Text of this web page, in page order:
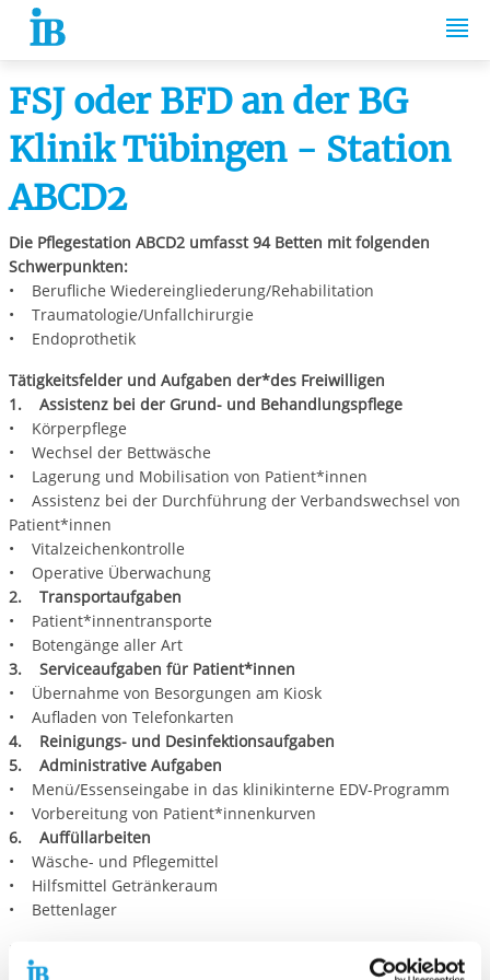
Springe zum Inhalt
FSJ oder BFD an der BG
Klinik Tübingen - Station
ABCD2
Die Pflegestation ABCD2 umfasst 94 Betten mit folgenden
Schwerpunkten:
• Berufliche Wiedereingliederung/Rehabilitation
• Traumatologie/Unfallchirurgie
• Endoprothetik
Tätigkeitsfelder und Aufgaben der*des Freiwilligen
1. Assistenz bei der Grund- und Behandlungspflege
• Körperpflege
• Wechsel der Bettwäsche
• Lagerung und Mobilisation von Patient*innen
• Assistenz bei der Durchführung der Verbandswechsel von
Patient*innen
• Vitalzeichenkontrolle
• Operative Überwachung
2. Transportaufgaben
• Patient*innentransporte
• Botengänge aller Art
3. Serviceaufgaben für Patient*innen
• Übernahme von Besorgungen am Kiosk
• Aufladen von Telefonkarten
4. Reinigungs- und Desinfektionsaufgaben
5. Administrative Aufgaben
• Menü/Essenseingabe in das klinikinterne EDV-Programm
• Vorbereitung von Patient*innenkurven
6. Auffüllarbeiten
• Wäsche- und Pflegemittel
• Hilfsmittel Getränkeraum
• Bettenlager
Rahmenbedingungen